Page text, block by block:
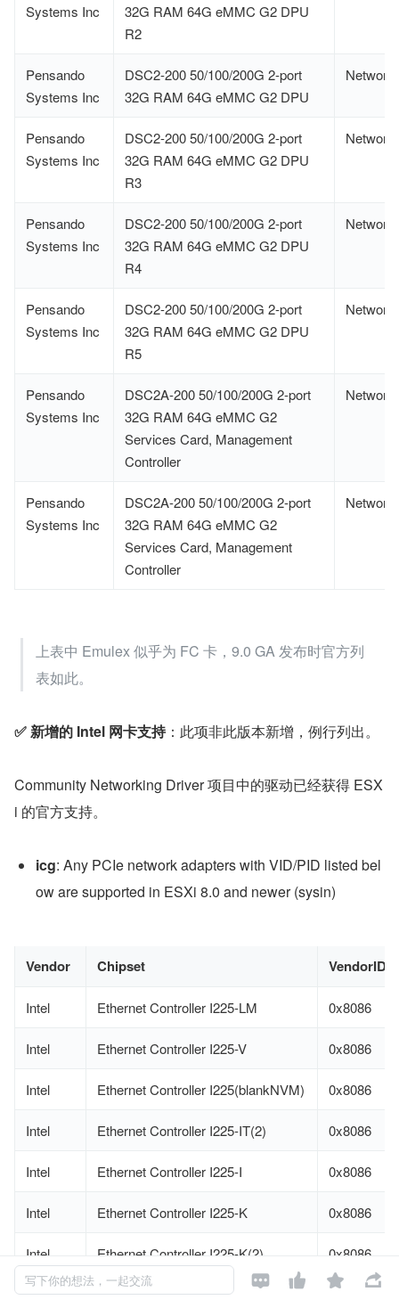
Systems Inc
32G RAM 64G eMMC G2 DPU
R2
Pensando
Systems Inc
DSC2-200 50/100/200G 2-port
32G RAM 64G eMMC G2 DPU
Network
Pensando
Systems Inc
DSC2-200 50/100/200G 2-port
32G RAM 64G eMMC G2 DPU
R3
Network
Pensando
Systems Inc
DSC2-200 50/100/200G 2-port
32G RAM 64G eMMC G2 DPU
R4
Network
Pensando
Systems Inc
DSC2-200 50/100/200G 2-port
32G RAM 64G eMMC G2 DPU
R5
Network
Pensando
Systems Inc
DSC2A-200 50/100/200G 2-port
32G RAM 64G eMMC G2
Services Card, Management
Controller
Network
Pensando
Systems Inc
DSC2A-200 50/100/200G 2-port
32G RAM 64G eMMC G2
Services Card, Management
Controller
Network
上表中 Emulex 似乎为 FC 卡，9.0 GA 发布时官方列
表如此。
✅ 新增的 Intel 网卡支持：此项非此版本新增，例行列出。
Community Networking Driver 项目中的驱动已经获得 ESX
i 的官方支持。
icg: Any PCIe network adapters with VID/PID listed bel
ow are supported in ESXi 8.0 and newer (sysin)
Vendor Chipset VendorID
Intel Ethernet Controller I225-LM 0x8086
Intel Ethernet Controller I225-V 0x8086
Intel Ethernet Controller I225(blankNVM) 0x8086
Intel Ethernet Controller I225-IT(2) 0x8086
Intel Ethernet Controller I225-I 0x8086
Intel Ethernet Controller I225-K 0x8086
Intel Ethernet Controller I225-K(2) 0x8086
Intel Ethernet Controller I225-LMvP(2) 0x8086
写下你的想法，一起交流    